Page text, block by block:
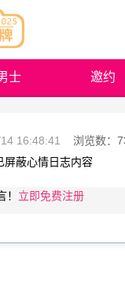
士 邀约
16:48:41 浏览数：
屏蔽心情日志内容
立即免费注册